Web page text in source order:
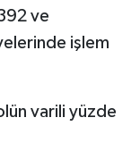
ve
işlem
varili yüzde